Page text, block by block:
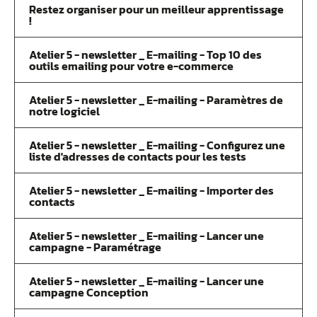
Restez organiser pour un meilleur apprentissage
!
Atelier 5 - newsletter _ E-mailing - Top 10 des
outils emailing pour votre e-commerce
Atelier 5 - newsletter _ E-mailing - Paramètres de
notre logiciel
Atelier 5 - newsletter _ E-mailing - Configurez une
liste d'adresses de contacts pour les tests
Atelier 5 - newsletter _ E-mailing - Importer des
contacts
Atelier 5 - newsletter _ E-mailing - Lancer une
campagne - Paramétrage
Atelier 5 - newsletter _ E-mailing - Lancer une
campagne Conception